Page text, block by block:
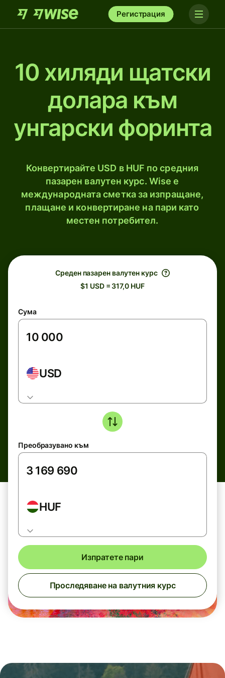
Регистрация
10 хиляди щатски
долара към
унгарски форинта
Конвертирайте USD в HUF по средния
пазарен валутен курс. Wise е
международната сметка за изпращане,
плащане и конвертиране на пари като
местен потребител.
Среден пазарен валутен курс
$1 USD = 317,0 HUF
Сума
USD
Преобразувано към
HUF
Изпратете пари
Проследяване на валутния курс